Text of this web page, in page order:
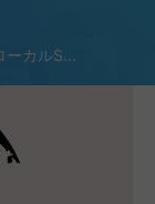
ーカルS...